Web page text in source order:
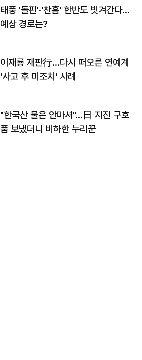
태풍 '돌핀'·'찬홈' 한반도 빗겨간다…
예상 경로는?
이재룡 재판行…다시 떠오른 연예계
'사고 후 미조치' 사례
"한국산 물은 안마셔"…日 지진 구호
품 보냈더니 비하한 누리꾼